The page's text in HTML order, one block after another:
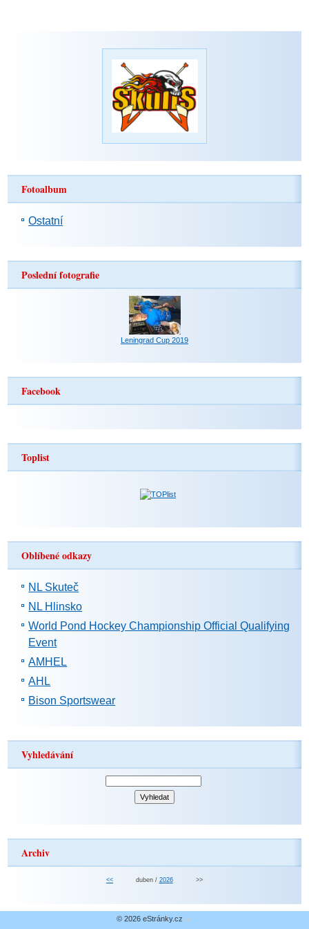
Fotoalbum
Ostatní
Poslední fotografie
Leningrad Cup 2019
Facebook
Toplist
Oblíbené odkazy
NL Skuteč
NL Hlinsko
World Pond Hockey Championship Official Qualifying
Event
AMHEL
AHL
Bison Sportswear
Vyhledávání
Archiv
<< duben / 2026 >>
© 2026 eStránky.cz